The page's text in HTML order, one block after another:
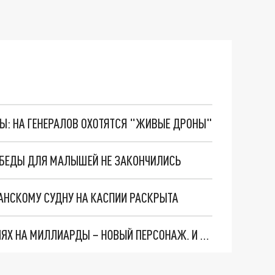
НА ГЕНЕРАЛОВ ОХОТЯТСЯ "ЖИВЫЕ ДРОНЫ"
ДЛЯ МАЛЫШЕЙ НЕ ЗАКОНЧИЛИСЬ
СУДНУ НА КАСПИИ РАСКРЫТА
СЛЕДЫ ВЕДУТ В ЦЕНТРОБАНК… В ДЕЛЕ О ХИЩЕНИЯХ НА МИЛЛИАРДЫ – НОВЫЙ ПЕРСОНАЖ. И ОН УЖЕ В БЕГАХ